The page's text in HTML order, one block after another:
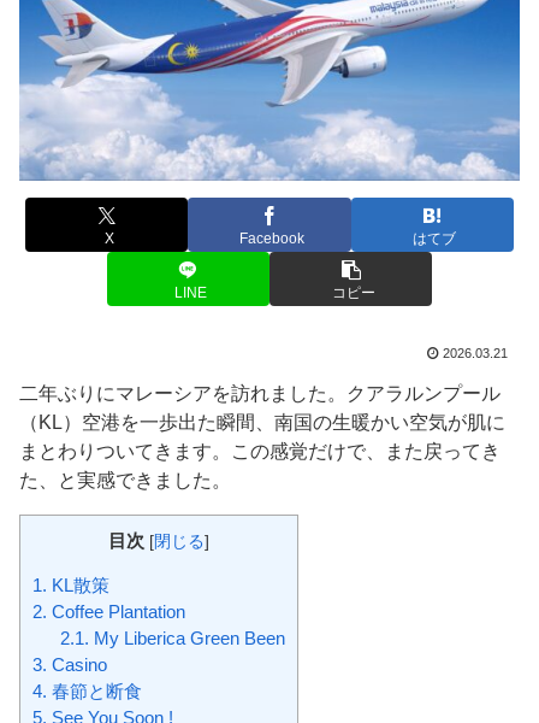
X Facebook はてブ
LINE コピー
2026.03.21
二年ぶりにマレーシアを訪れました。クアラルンプール
（KL）空港を一歩出た瞬間、南国の生暖かい空気が肌に
まとわりついてきます。この感覚だけで、また戻ってき
た、と実感できました。
目次 [閉じる]
1. KL散策
2. Coffee Plantation
2.1. My Liberica Green Been
3. Casino
4. 春節と断食
5. See You Soon !